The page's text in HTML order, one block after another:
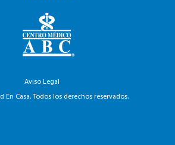
Aviso Legal
En Casa. Todos los derechos reservados.